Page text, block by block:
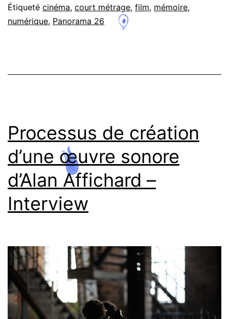
–
Interview
Schieb
Étiqueté cinéma, court métrage, film, mémoire,
numérique, Panorama 26
Processus de création
d’une œuvre sonore
d’Alan Affichard –
Interview